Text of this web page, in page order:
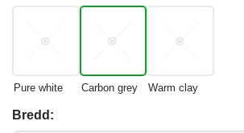
Pure white Carbon grey Warm clay
Bredd: